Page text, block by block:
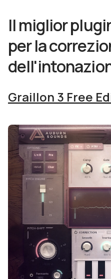
Il miglior
per la
Graillon 3 Free